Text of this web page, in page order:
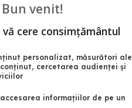
Bun venit!
vă cere consimțământul
personalizat, măsurători ale
cercetarea audienței și
informațiilor de pe un